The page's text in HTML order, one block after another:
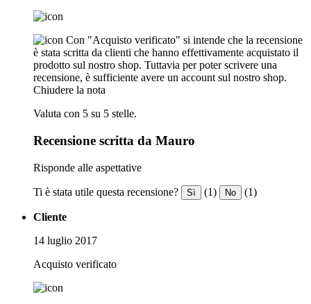
Con "Acquisto verificato" si intende che la recensione
è stata scritta da clienti che hanno effettivamente acquistato il
prodotto sul nostro shop. Tuttavia per poter scrivere una
recensione, è sufficiente avere un account sul nostro shop.
Chiudere la nota
Valuta con 5 su 5 stelle.
Recensione scritta da Mauro
Risponde alle aspettative
Ti è stata utile questa recensione? Sì (1) No (1)
Cliente
14 luglio 2017
Acquisto verificato